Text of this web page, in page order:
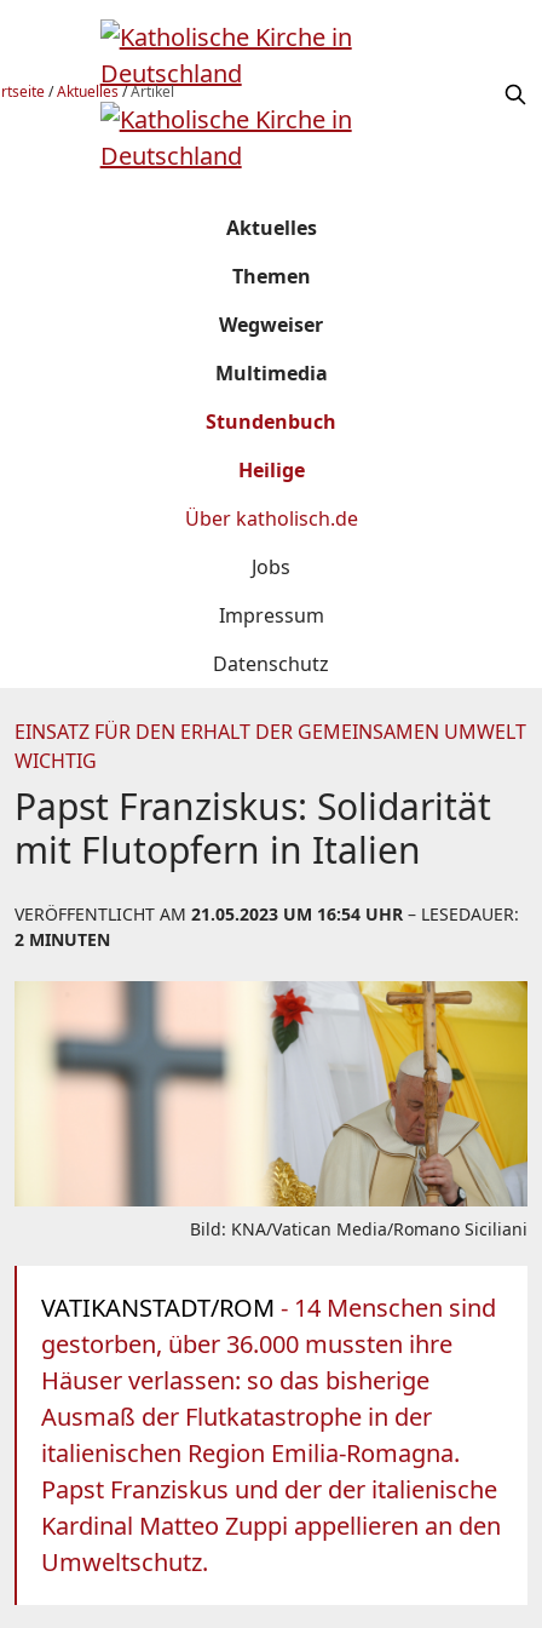
/Aktuelles/Artikel
Aktuelles
Themen
Wegweiser
Multimedia
Stundenbuch
Heilige
Über katholisch.de
Jobs
Impressum
Datenschutz
EINSATZ FÜR DEN ERHALT DER GEMEINSAMEN UMWELT
WICHTIG
Papst Franziskus: Solidarität
mit Flutopfern in Italien
VERÖFFENTLICHT AM 21.05.2023 UM 16:54 UHR – LESEDAUER:
2 MINUTEN
Bild: KNA/Vatican Media/Romano Siciliani
VATIKANSTADT/ROM - 14 Menschen sind
gestorben, über 36.000 mussten ihre
Häuser verlassen: so das bisherige
Ausmaß der Flutkatastrophe in der
italienischen Region Emilia-Romagna.
Papst Franziskus und der der italienische
Kardinal Matteo Zuppi appellieren an den
Umweltschutz.